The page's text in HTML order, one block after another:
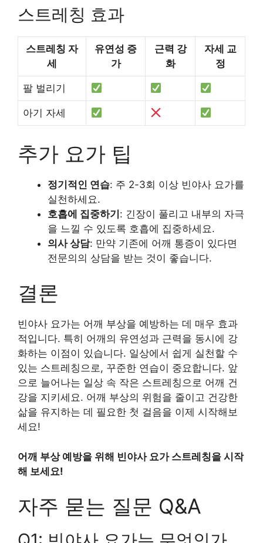
스트레칭 효과
스트레칭 자
세
유연성 증
가
근력 강
화
자세 교
정
팔 벌리기
아기 자세
추가 요가 팁
정기적인 연습: 주 2-3회 이상 빈야사 요가를
실천하세요.
호흡에 집중하기: 긴장이 풀리고 내부의 자극
을 느낄 수 있도록 호흡에 집중하세요.
의사 상담: 만약 기존에 어깨 통증이 있다면
전문의의 상담을 받는 것이 좋습니다.
결론
빈야사 요가는 어깨 부상을 예방하는 데 매우 효과
적입니다. 특히 어깨의 유연성과 근력을 동시에 강
화하는 이점이 있습니다. 일상에서 쉽게 실천할 수
있는 스트레칭으로, 꾸준한 연습이 중요합니다. 앞
으로 늘어나는 일상 속 작은 스트레칭으로 어깨 건
강을 지키세요. 어깨 부상의 위험을 줄이고 건강한
삶을 유지하는 데 필요한 첫 걸음을 이제 시작해보
세요!
어깨 부상 예방을 위해 빈야사 요가 스트레칭을 시작
해 보세요!
자주 묻는 질문 Q&A